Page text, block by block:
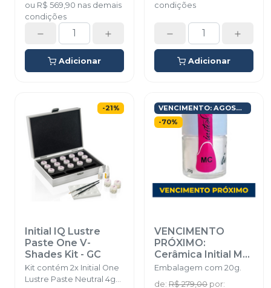
ou R$ 569,90 nas demais
condições
Adicionar
condições
Adicionar
-21%
Initial IQ Lustre
Paste One V-
Shades Kit - GC
Kit contém 2x Initial One
Lustre Paste Neutral 4g
VENCIMENTO: AGOSTO/2026
-70%
VENCIMENTO
PRÓXIMO:
Cerâmica Initial MC
Dentina
Fluorescente -
Embalagem com 20g.
de: R$ 279,00 por: